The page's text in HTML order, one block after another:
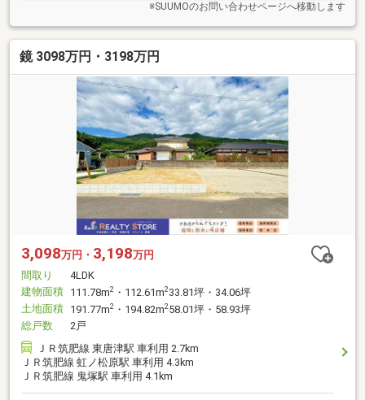
※SUUMOのお問い合わせページへ移動します
鏡 3098万円・3198万円
3,098万円・ 3,198万円
間取り
4LDK
建物面積 111.78m2 ・112.61m233.81坪・34.06坪
土地面積 191.77m2 ・194.82m258.01坪・58.93坪
総戸数
2戸
ＪＲ筑肥線 東唐津駅 車利用 2.7km
ＪＲ筑肥線 虹ノ松原駅 車利用 4.3km
ＪＲ筑肥線 鬼塚駅 車利用 4.1km